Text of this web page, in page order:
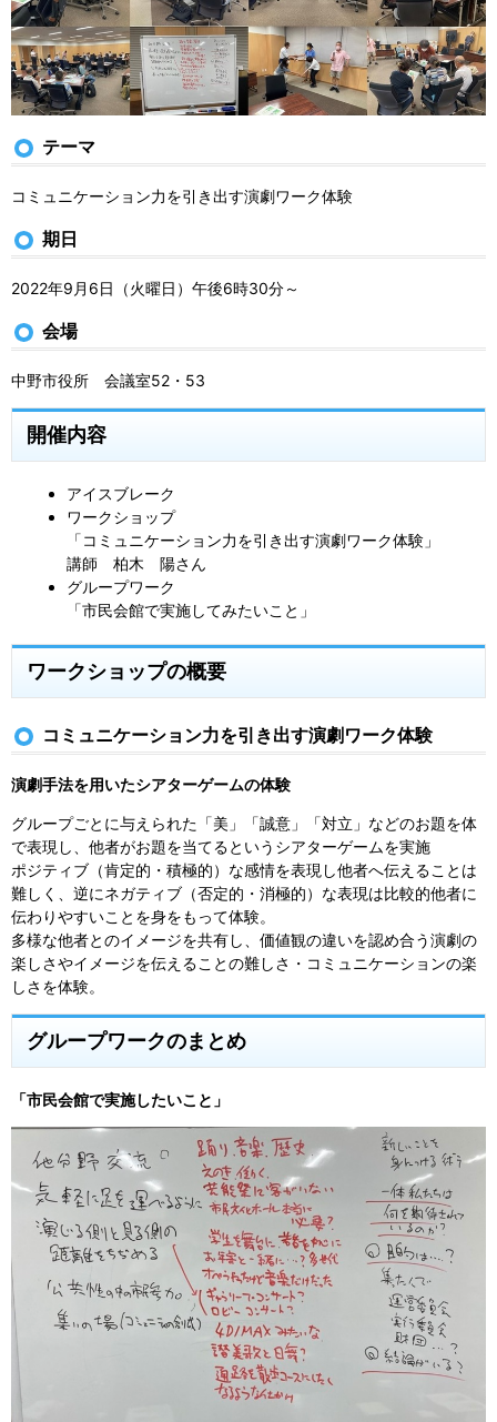
テーマ
コミュニケーション力を引き出す演劇ワーク体験
期日
2022年9月6日（火曜日）午後6時30分～
会場
中野市役所 会議室52・53
開催内容
アイスブレーク
ワークショップ
「コミュニケーション力を引き出す演劇ワーク体験」
講師 柏木 陽さん
グループワーク
「市民会館で実施してみたいこと」
ワークショップの概要
コミュニケーション力を引き出す演劇ワーク体験
演劇手法を用いたシアターゲームの体験
グループごとに与えられた「美」「誠意」「対立」などのお題を体
で表現し、他者がお題を当てるというシアターゲームを実施
ポジティブ（肯定的・積極的）な感情を表現し他者へ伝えることは
難しく、逆にネガティブ（否定的・消極的）な表現は比較的他者に
伝わりやすいことを身をもって体験。
多様な他者とのイメージを共有し、価値観の違いを認め合う演劇の
楽しさやイメージを伝えることの難しさ・コミュニケーションの楽
しさを体験。
グループワークのまとめ
「市民会館で実施したいこと」